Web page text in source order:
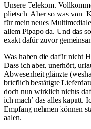
Unsere Telekom.
plietsch. Aber so was von.
für mein neues
allem Pipapo da. Und das
exakt dafür zuvor
Was haben die dafür nicht
Dass ich aber, unerhört,
Abwesenheit glänzte
brieflich bestätigte
doch nun wirklich nichts
ich mach’ das alles kaputt.
Empfang nehmen können
aalen.